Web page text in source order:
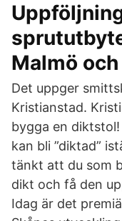
Malmö
Det uppger
Kristianstad.
bygga en
kan bli ”diktad”
tänkt att du som
dikt och få den
Idag är det